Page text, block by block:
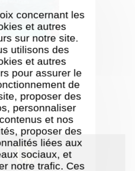
concernant les
et autres
sur notre site.
utilisons des
et autres
pour assurer le
de
proposer des
personnaliser
et nos
proposer des
liées aux
sociaux, et
notre trafic. Ces